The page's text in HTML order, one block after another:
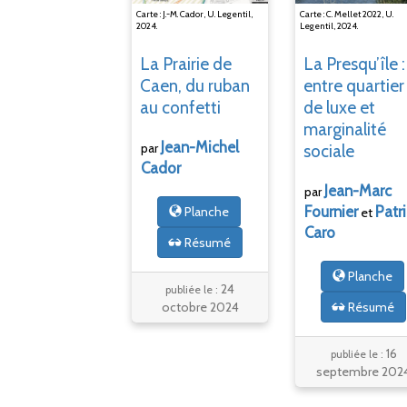
Carte : J.-M. Cador, U. Legentil,
2024.
La Prairie de
Caen, du ruban
au confetti
parJean-Michel
Cador
Planche
Résumé
publiée le : 24
octobre 2024
Carte : C. Mellet 2022, U.
Legentil, 2024.
La Presqu’île :
entre quartier
de luxe et
marginalité
sociale
parJean-Marc
Fournieret
Caro
Planche
Résumé
publiée le : 16
septembre